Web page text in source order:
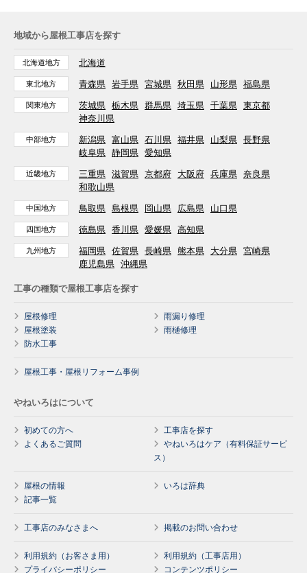
地域から屋根工事店を探す
北海道地方 北海道
東北地方 青森県 岩手県 宮城県 秋田県 山形県 福島県
関東地方 茨城県 栃木県 群馬県 埼玉県 千葉県 東京都
神奈川県
中部地方 新潟県 富山県 石川県 福井県 山梨県 長野県
岐阜県 静岡県 愛知県
近畿地方 三重県 滋賀県 京都府 大阪府 兵庫県 奈良県
和歌山県
中国地方 鳥取県 島根県 岡山県 広島県 山口県
四国地方 徳島県 香川県 愛媛県 高知県
九州地方 福岡県 佐賀県 長崎県 熊本県 大分県 宮崎県
鹿児島県 沖縄県
工事の種類で屋根工事店を探す
屋根修理
雨漏り修理
屋根塗装
雨樋修理
防水工事
屋根工事・屋根リフォーム事例
やねいろはについて
初めての方へ
工事店を探す
よくあるご質問
やねいろはケア（有料保証サービ
ス）
屋根の情報
いろは辞典
記事一覧
工事店のみなさまへ 掲載のお問い合わせ
利用規約（お客さま用）
利用規約（工事店用）
プライバシーポリシー
コンテンツポリシー